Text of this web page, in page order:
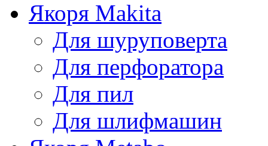
Якоря Makita
Для шуруповерта
Для перфоратора
Для пил
Для шлифмашин